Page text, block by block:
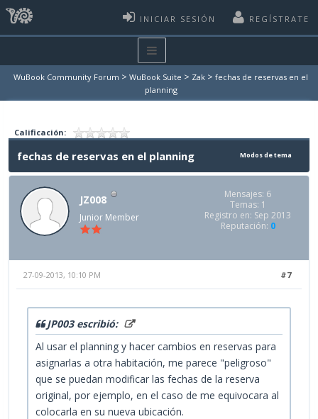
INICIAR SESIÓN REGÍSTRATE
WuBook Community Forum > WuBook Suite > Zak > fechas de reservas en el
planning
Calificación:
Modos de tema
fechas de reservas en el planning
JZ008
Junior Member
Mensajes: 6
Temas: 1
Registro en: Sep 2013
Reputación: 0
#7
27-09-2013, 10:10 PM
JP003 escribió:
Al usar el planning y hacer cambios en reservas para
asignarlas a otra habitación, me parece "peligroso"
que se puedan modificar las fechas de la reserva
original, por ejemplo, en el caso de me equivocara al
colocarla en su nueva ubicación.